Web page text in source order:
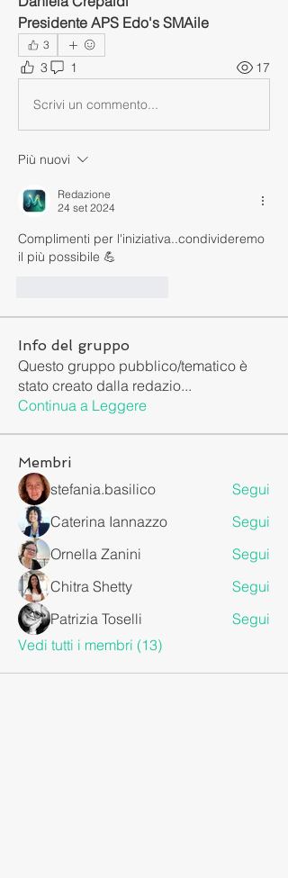
Presidente APS Edo's SMAile
3
3 1 17
Scrivi un commento...
Più nuovi
Redazione
24 set 2024
Complimenti per l'iniziativa..condivideremo
il più possibile 💪
Info del gruppo
Questo gruppo pubblico/tematico è
stato creato dalla redazio...
Continua a Leggere
Membri
stefania.basilico
Segui
Caterina Iannazzo
Segui
Ornella Zanini
Segui
Chitra Shetty
Segui
Patrizia Toselli
Segui
Vedi tutti i membri (13)